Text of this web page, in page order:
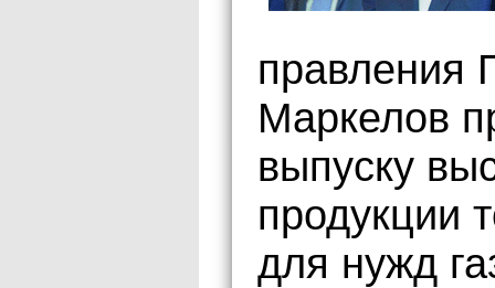
правления
Маркелов
выпуску
продукции
для нужд